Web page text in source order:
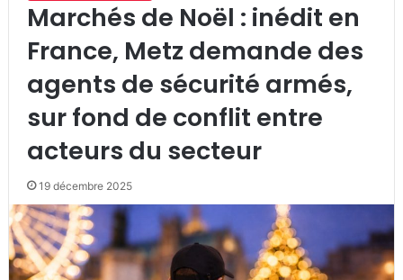
Marchés de Noël : inédit en
France, Metz demande des
agents de sécurité armés,
sur fond de conflit entre
acteurs du secteur
19 décembre 2025